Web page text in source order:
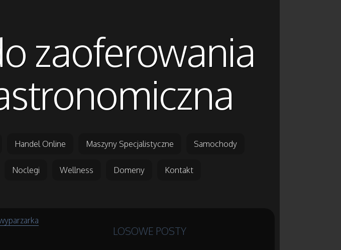
zaoferowania
Handel Online Maszyny Specjalistyczne Samochody
Noclegi Wellness Domeny Kontakt
LOSOWE POSTY